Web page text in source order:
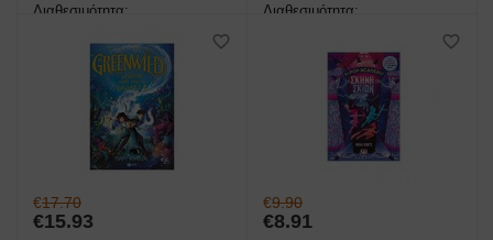
Διαθεσιμότητα:
έως 3 ημέρες
Διαθεσιμότητα:
€17.70
€15.93
€9.90
€8.91